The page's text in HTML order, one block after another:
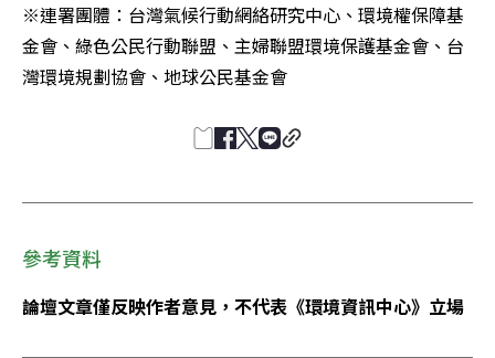
※連署團體：台灣氣候行動網絡研究中心、環境權保障基
金會、綠色公民行動聯盟、主婦聯盟環境保護基金會、台
灣環境規劃協會、地球公民基金會
參考資料
論壇文章僅反映作者意見，不代表《環境資訊中心》立場